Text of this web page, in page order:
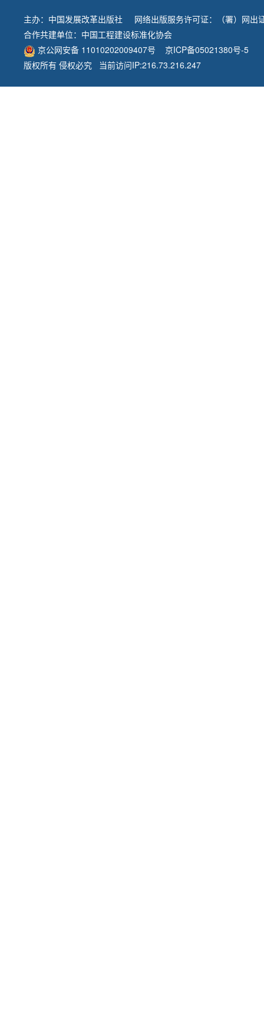
主办： 中国发展改革出版社
网络出版服务许可证：（署）网出
合作共建单位： 中国工程建设标准化协会
京公网安备 11010202009407号
京ICP备05021380号-5
版权所有 侵权必究 当前访问IP:216.73.216.247